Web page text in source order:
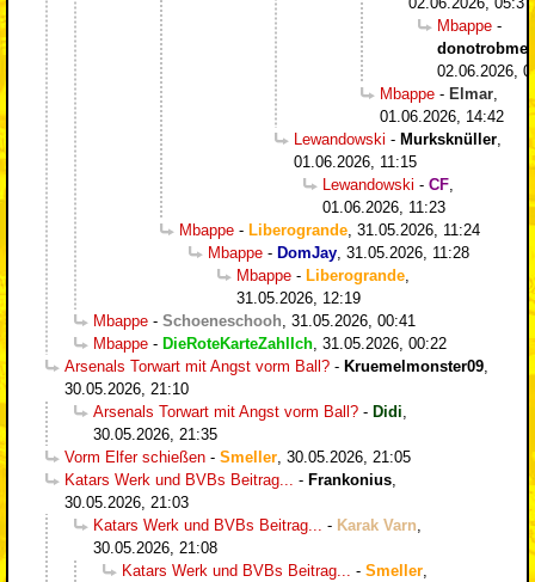
Mbappe -
donotrobme
02.06.2026,
Mbappe - Elmar
01.06.2026, 14:42
Lewandowski - Murksknüller
01.06.2026, 11:15
Lewandowski - CF
01.06.2026, 11:23
Mbappe - Liberogrande 31.05.2026, 11:24
Mbappe - DomJay 31.05.2026, 11:28
Mbappe - Liberogrande
31.05.2026, 12:19
Mbappe - Schoeneschooh 31.05.2026, 00:41
Mbappe - DieRoteKarteZahlIch 31.05.2026, 00:22
Arsenals Torwart mit Angst vorm Ball? - Kruemelmonster09
30.05.2026, 21:10
Arsenals Torwart mit Angst vorm Ball? - Didi
30.05.2026, 21:35
Vorm Elfer schießen - Smeller 30.05.2026, 21:05
Katars Werk und BVBs Beitrag...
- Frankonius
30.05.2026, 21:03
Katars Werk und BVBs Beitrag...
- Karak Varn
30.05.2026, 21:08
Katars Werk und BVBs Beitrag...
- Smeller